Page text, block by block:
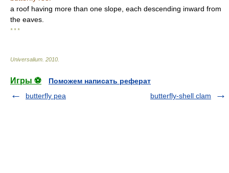
a roof having more than one slope, each descending inward from
the eaves.
* * *
Universalium 2010
Игры ⚽
Поможем написать реферат
butterfly pea
butterfly-shell clam